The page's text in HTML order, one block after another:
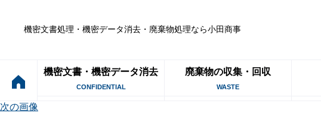
機密文書処理・機密データ消去・廃棄物処理なら小田商事
機密文書・機密データ消去
CONFIDENTIAL
廃棄物の収集・回収
WASTE
次の画像